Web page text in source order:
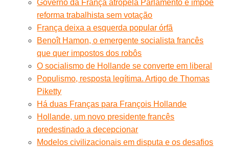
Governo da França atropela Parlamento e impõe
reforma trabalhista sem votação
França deixa a esquerda popular órfã
Benoît Hamon, o emergente socialista francês
que quer impostos dos robôs
O socialismo de Hollande se converte em liberal
Populismo, resposta legítima. Artigo de Thomas
Piketty
Há duas Franças para François Hollande
Hollande, um novo presidente francês
predestinado a decepcionar
Modelos civilizacionais em disputa e os desafios